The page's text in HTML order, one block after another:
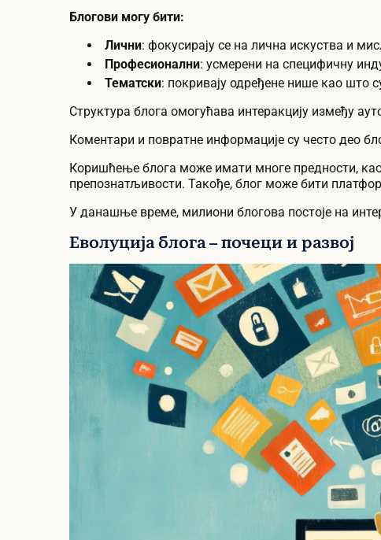
Блогови могу бити:
Лични: фокусирају се на лична искуства и
Професионални: усмерени на специфичну
Тематски: покривају одређене нише као што
Структура блога омогућава интеракцију између
Коментари и повратне информације су често део
Коришћење блога може имати многе предности,
препознатљивости. Такође, блог може бити
У данашње време, милиони блогова постоје на
Еволуција блога – почеци и развој